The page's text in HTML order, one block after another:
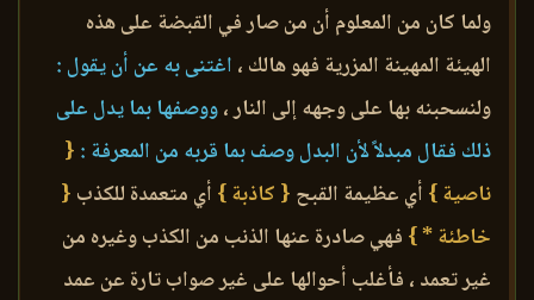
ولما كان من المعلوم أن من صار في القبضة على هذه
الهيئة المهينة المزرية فهو هالك ، اغتنى به عن أن يقول :
ولنسحبنه بها على وجهه إلى النار ،ووصفها بما يدل على
ذلك فقال مبدلاً لأن البدل وصف بما قربه من المعرفة : {
ناصية } أي عظيمة القبح { كاذبة } أي متعمدة للكذب {
خاطئة * } فهي صادرة عنها الذنب من الكذب وغيره من
غير تعمد ، فأغلب أحوالها على غير صواب تارة عن عمد